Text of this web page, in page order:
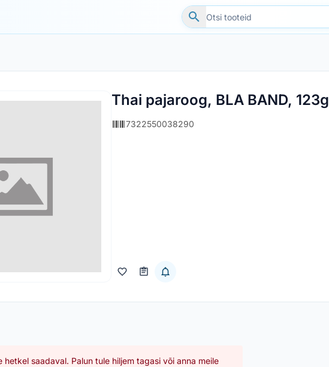
Thai pajaroog, BLA BAND, 123g
7322550038290
hetkel saadaval. Palun tule hiljem tagasi või anna meile